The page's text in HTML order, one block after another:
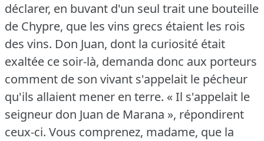
déclarer, en buvant d'un seul trait une bouteille
de Chypre, que les vins grecs étaient les rois
des vins. Don Juan, dont la curiosité était
exaltée ce soir-là, demanda donc aux porteurs
comment de son vivant s'appelait le pécheur
qu'ils allaient mener en terre. « Il s'appelait le
seigneur don Juan de Marana », répondirent
ceux-ci. Vous comprenez, madame, que la